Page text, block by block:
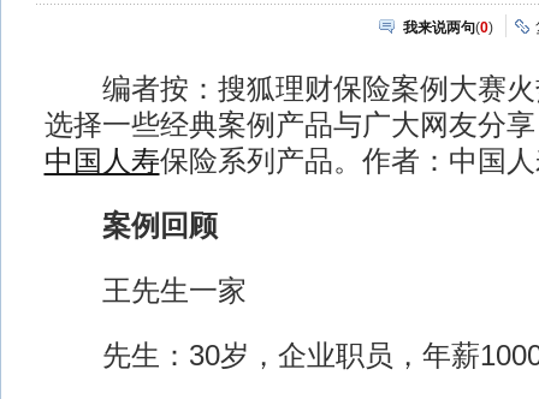
我来说两句(0)
编者按：搜狐理财保险案例大赛火
选择一些经典案例产品与广大网友分
中国人寿保险系列产品。作者：中国
案例回顾
王先生一家
先生：30岁，企业职员，年薪